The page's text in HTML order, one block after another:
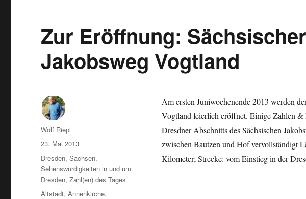
Zur Eröffnung:
Jakobsweg Vogtland
Am ersten Juniwochenende 2013 werden
Vogtland feierlich eröffnet. Einige Zahlen &
Dresdner Abschnitts des Sächsischen
zwischen Bautzen und Hof vervollständigt
Kilometer; Strecke: vom Einstieg in der
Autor
Wolf Riepl
Veröffentlicht
am
23. Mai 2013
Kategorien
Dresden,Sachsen,
Sehenswürdigkeiten in und um
Dresden,Zahl(en) des Tages
Schlagwörter
Altstadt,Annenkirche,